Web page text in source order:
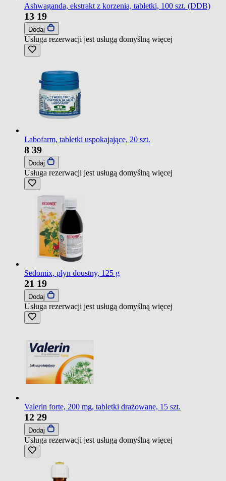
Ashwaganda, ekstrakt z korzenia, tabletki, 100 szt. (DDB)
13 19
Dodaj
Usługa rezerwacji jest usługą domyślną więcej
Labofarm, tabletki uspokajające, 20 szt.
8 39
Dodaj
Usługa rezerwacji jest usługą domyślną więcej
Sedomix, płyn doustny, 125 g
21 19
Dodaj
Usługa rezerwacji jest usługą domyślną więcej
Valerin forte, 200 mg, tabletki drażowane, 15 szt.
12 29
Dodaj
Usługa rezerwacji jest usługą domyślną więcej